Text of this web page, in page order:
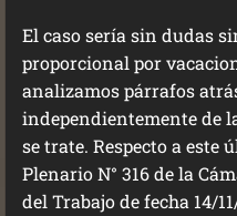
El caso sería sin dudas
proporcional por
analizamos párrafos
independientemente de
se trate. Respecto a este
Plenario N° 316 de la
del Trabajo de fecha 14/